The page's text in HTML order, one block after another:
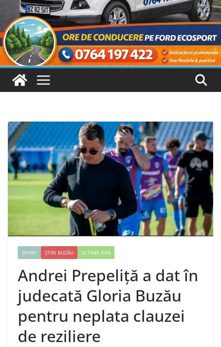
SPORT ȘTIRI BUZĂU ULTIMĂ ORĂ
Andrei Prepeliță a dat în
judecată Gloria Buzău
pentru neplata clauzei
de reziliere